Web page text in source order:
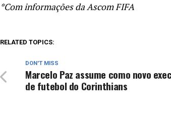
*Com informações da Ascom FIFA
RELATED TOPICS:
DON'T MISS
Marcelo Paz assume como novo
de futebol do Corinthians